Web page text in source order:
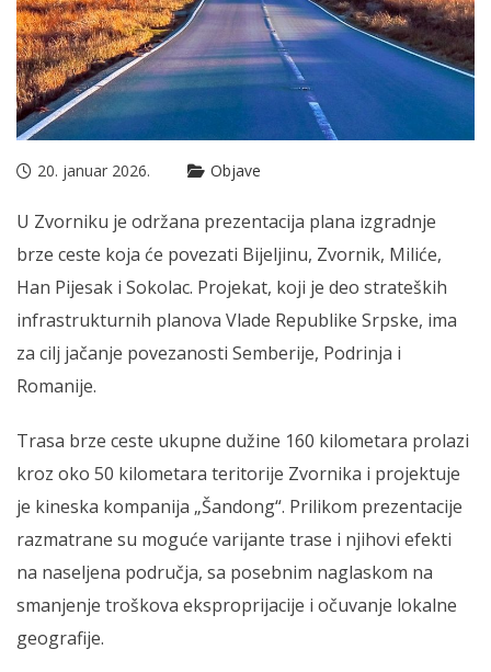
20. januar 2026. Objave
U Zvorniku je održana prezentacija plana izgradnje
brze ceste koja će povezati Bijeljinu, Zvornik, Miliće,
Han Pijesak i Sokolac. Projekat, koji je deo strateških
infrastrukturnih planova Vlade Republike Srpske, ima
za cilj jačanje povezanosti Semberije, Podrinja i
Romanije.
Trasa brze ceste ukupne dužine 160 kilometara prolazi
kroz oko 50 kilometara teritorije Zvornika i projektuje
je kineska kompanija „Šandong“. Prilikom prezentacije
razmatrane su moguće varijante trase i njihovi efekti
na naseljena područja, sa posebnim naglaskom na
smanjenje troškova eksproprijacije i očuvanje lokalne
geografije.